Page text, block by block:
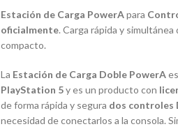
Estación de Carga PowerApara
oficialmente. Carga rápida y
compacto.
La Estación de Carga Doble PowerA
PlayStation 5y es un producto con
de forma rápida y segura dos controles
necesidad de conectarlos a la consola.